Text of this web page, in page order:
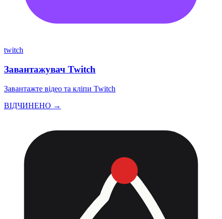
twitch
Завантажувач Twitch
Завантажте відео та кліпи Twitch
ВІДЧИНЕНО →